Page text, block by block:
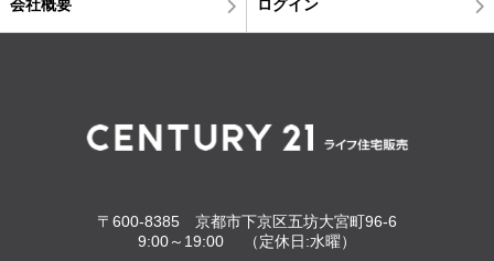
会社概要 ログイン
〒600-8385 京都市下京区五坊大宮町96-6
9:00～19:00 （定休日:水曜）